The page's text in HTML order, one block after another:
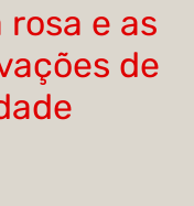
e as
de